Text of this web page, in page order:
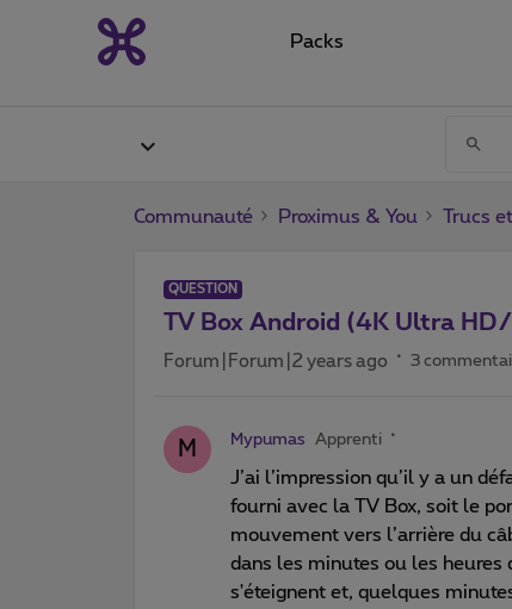
Packs
Communauté Proximus & You Trucs
QUESTION
TV Box Android (4K Ultra
Forum|Forum|2 years ago 3
M Mypumas Apprenti
J’ai l’impression qu’il y a un
fourni avec la TV Box, soit le
mouvement vers l’arrière du
dans les minutes ou les
s'éteignent et, quelques